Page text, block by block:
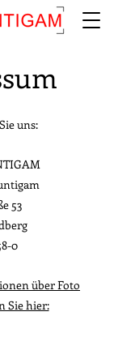
uns:
53
0
über Foto
Sie hier: